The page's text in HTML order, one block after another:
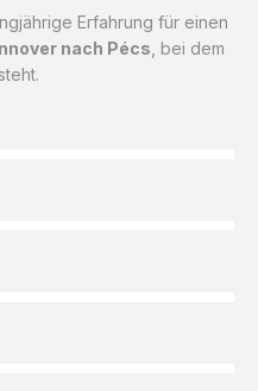
Erfahrung für einen
nach Pécs , bei dem